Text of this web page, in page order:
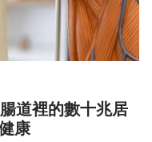
道裡的數十兆居
康